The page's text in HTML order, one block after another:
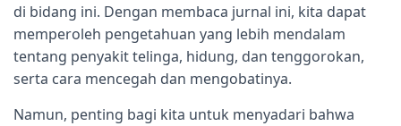
di bidang ini. Dengan membaca jurnal ini, kita dapat
memperoleh pengetahuan yang lebih mendalam
tentang penyakit telinga, hidung, dan tenggorokan,
serta cara mencegah dan mengobatinya.
Namun, penting bagi kita untuk menyadari bahwa